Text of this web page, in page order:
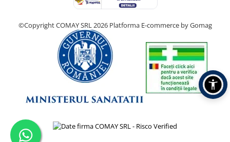
©Copyright COMAY SRL 2026 Platforma E-commerce by Gomag